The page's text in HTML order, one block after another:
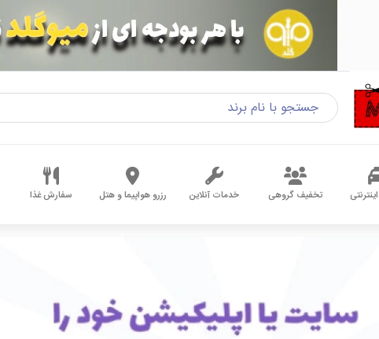
تخفیف گروهی خدمات آنلاین رزرو هواپیما و هتل سفارش غذا